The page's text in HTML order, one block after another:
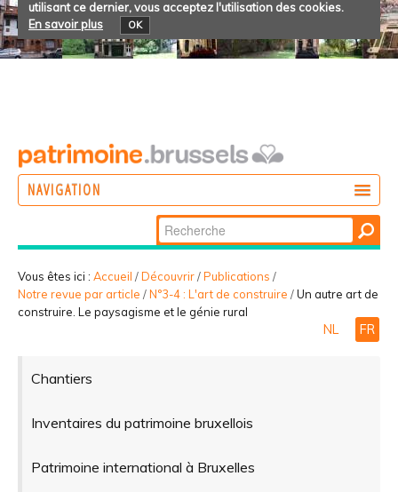
utilisant ce dernier, vous acceptez l'utilisation des cookies.
En savoir plus
OK
NAVIGATION
PARTICIPER
Chercher par
Recherche
avancée…
Vous êtes ici : Accueil /Découvrir/Publications /
Notre revue par article /N°3-4 : L'art de construire /Un autre art de
construire. Le paysagisme et le génie rural
NL FR
Chantiers
Inventaires du patrimoine bruxellois
Patrimoine international à Bruxelles